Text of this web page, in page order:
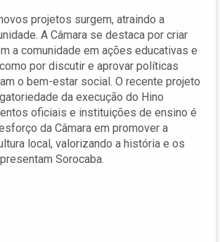
projetos surgem, atraindo a
A Câmara se destaca por criar
a comunidade em ações educativas e
por discutir e aprovar políticas
o bem-estar social. O recente projeto
da execução do Hino
oficiais e instituições de ensino é
da Câmara em promover a
local, valorizando a história e os
Sorocaba.